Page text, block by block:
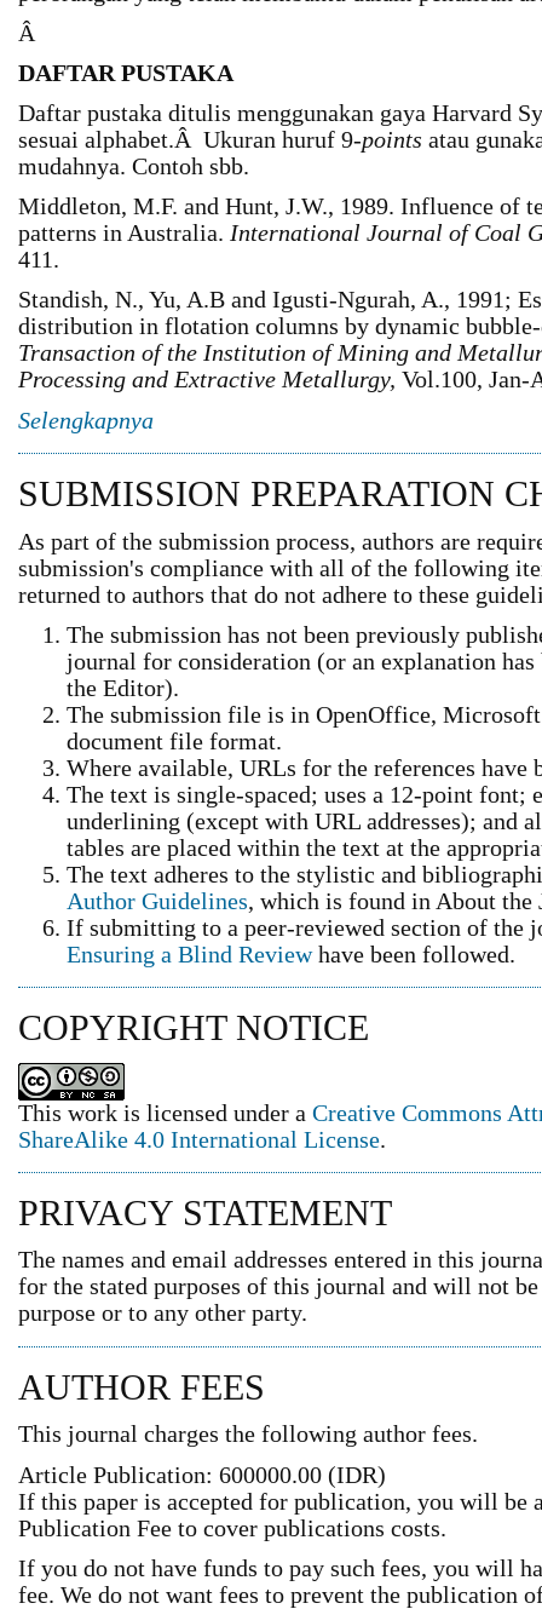
Â
DAFTAR PUSTAKA
Daftar pustaka ditulis menggunakan gaya Harvard
sesuai alphabet.Â Ukuran huruf 9-points atau
mudahnya. Contoh sbb.
Middleton, M.F. and Hunt, J.W., 1989. Influence of
patterns in Australia. International Journal of Coal
411.
Standish, N., Yu, A.B and Igusti-Ngurah, A., 1991;
distribution in flotation columns by dynamic bubble-
Transaction of the Institution of Mining and
Processing and Extractive Metallurgy, Vol.100, Jan-
Selengkapnya
SUBMISSION PREPARATION
As part of the submission process, authors are
submission's compliance with all of the following
returned to authors that do not adhere to these
The submission has not been previously
journal for consideration (or an explanation
the Editor).
The submission file is in OpenOffice,
document file format.
Where available, URLs for the references have
The text is single-spaced; uses a 12-point font;
underlining (except with URL addresses); and
tables are placed within the text at the
The text adheres to the stylistic and
Author Guidelines, which is found in About the
If submitting to a peer-reviewed section of the
Ensuring a Blind Reviewhave been followed.
COPYRIGHT NOTICE
This work is licensed under a Creative Commons
ShareAlike 4.0 International License.
PRIVACY STATEMENT
The names and email addresses entered in this
for the stated purposes of this journal and will not
purpose or to any other party.
AUTHOR FEES
This journal charges the following author fees.
Article Publication: 600000.00 (IDR)
If this paper is accepted for publication, you will be
Publication Fee to cover publications costs.
If you do not have funds to pay such fees, you will
fee. We do not want fees to prevent the publication